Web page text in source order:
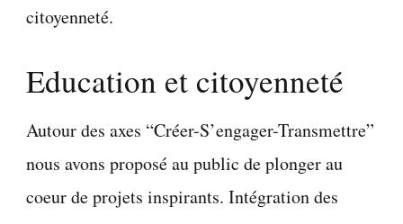
citoyenneté.
Education et citoyenneté
Autour des axes “Créer-S’engager-Transmettre”
nous avons proposé au public de plonger au
coeur de projets inspirants. Intégration des